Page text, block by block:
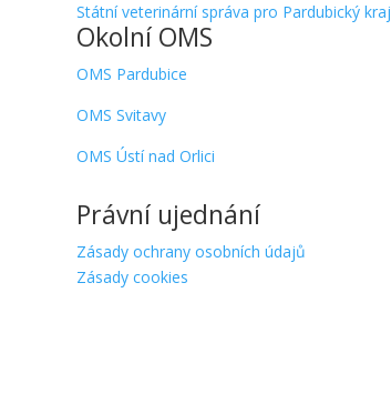
Státní veterinární správa pro Pardubický kraj
Okolní OMS
OMS Pardubice
OMS Svitavy
OMS Ústí nad Orlici
Právní ujednání
Zásady ochrany osobních údajů
Zásady cookies